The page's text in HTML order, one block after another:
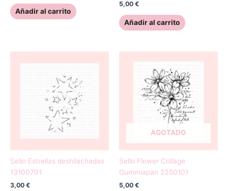
Añadir al carrito
5,00 €
Añadir al carrito
Sello Estrellas deshilachadas
13100701
3,00 €
AGOTADO
Sello Flower Collage
Gummiapan 2350101
5,00 €